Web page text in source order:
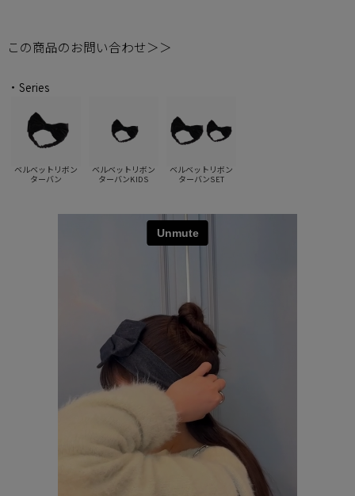
この商品のお問い合わせ＞＞
・Series
ベルベットリボン
ターバン
ベルベットリボン
ターバンKIDS
ベルベットリボン
ターバンSET